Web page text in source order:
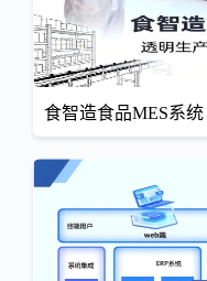
食智造食品MES系统